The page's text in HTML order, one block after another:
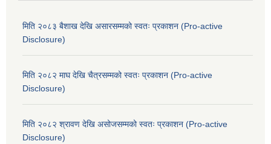
मिति २०८३ बैशाख देखि असारसम्मको स्वतः प्रकाशन (Pro-active
Disclosure)
मिति २०८२ माघ देखि चैत्रसम्मको स्वतः प्रकाशन (Pro-active
Disclosure)
मिति २०८२ श्रावण देखि असोजसम्मको स्वतः प्रकाशन (Pro-active
Disclosure)